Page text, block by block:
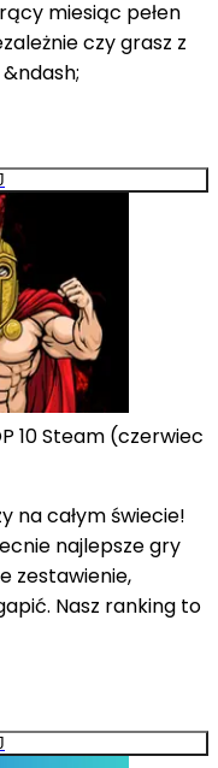
miesiąc pełen
czy grasz z
10 Steam (czerwiec
na całym świecie!
najlepsze gry
zestawienie,
Nasz ranking to